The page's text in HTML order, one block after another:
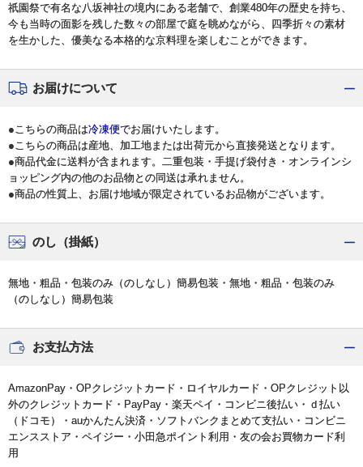
祇園祭で有名な八坂神社の境内にある老舗で、創業480年の歴史を持ち、
今も当時の面影を残した数々の部屋で庭を眺めながら、四季折々の素材
を生かした、優美なる本格的な京料理を楽しむことができます。
お届けについて
●こちらの商品は冷凍便でお届けいたします。
●こちらの商品は産地、加工地または出荷元から直接発送となります。
●商品代金に送料が含まれます。二重包装・手提げ袋付き・オンラインシ
ョッピング内の他のお品物との同送は承れません。
●商品の性質上、お届け地域が限定されているお品物がございます。
のし（掛紙）
無地・粗品・包装のみ（のしなし）簡易包装・無地・粗品・包装のみ
（のしなし）簡易包装
お支払方法
AmazonPay・OPクレジットカード・ロイヤルカード・OPクレジット以
外のクレジットカード・PayPay・楽天ペイ・コンビニ後払い・ｄ払い
（ドコモ）・auかんたん決済・ソフトバンクまとめて支払い・コンビニ
エンスストア・ペイジー・小田急ポイント利用・友の会お買物カード利
用